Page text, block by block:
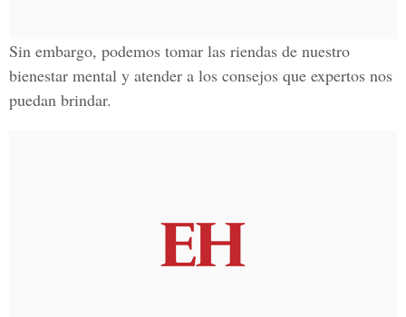
Sin embargo, podemos tomar las riendas de nuestro
bienestar mental y atender a los consejos que expertos nos
puedan brindar.